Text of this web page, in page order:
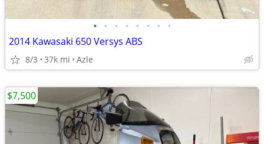
• • • • • • • •
2014 Kawasaki 650 Versys ABS
8/3 37k mi Azle
$7,500